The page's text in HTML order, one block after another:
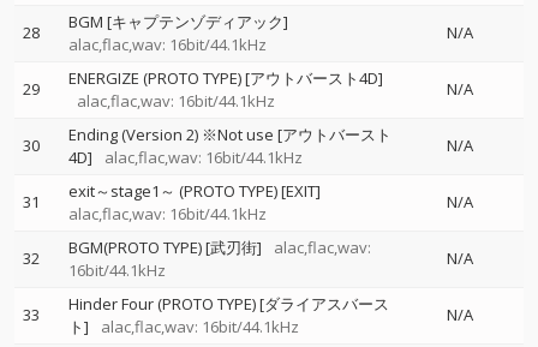
28
BGM [キャプテンゾディアック]
alac,flac,wav: 16bit/44.1kHz
N/A
29
ENERGIZE (PROTO TYPE) [アウトバースト4D]
alac,flac,wav: 16bit/44.1kHz
N/A
30
Ending (Version 2) ※Not use [アウトバースト
4D]
alac,flac,wav: 16bit/44.1kHz
N/A
31
exit～stage1～ (PROTO TYPE) [EXIT]
alac,flac,wav: 16bit/44.1kHz
N/A
32 BGM(PROTO TYPE) [武刃街]
alac,flac,wav:
16bit/44.1kHz
N/A
33
Hinder Four (PROTO TYPE) [ダライアスバース
ト]
alac,flac,wav: 16bit/44.1kHz
N/A